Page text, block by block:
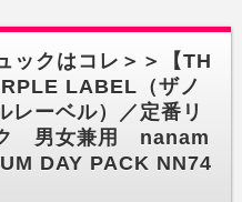
ックはコレ＞＞【TH
LABEL（ザノ
レーベル）／定番リ
男女兼用 nanam
DAY PACK NN74